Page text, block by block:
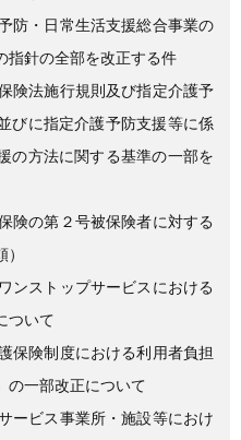
防・日常生活支援総合事業の
指針の全部を改正する件
険法施行規則及び指定介護予
びに指定介護予防支援等に係
の方法に関する基準の一部を
険の第２号被保険者に対する
ンストップサービスにおける
ついて
保険制度における利用者負担
の一部改正について
ービス事業所・施設等におけ